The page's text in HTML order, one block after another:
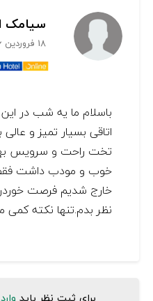
سیامک
18 فروردین 1396
باسلام ما یه شب در
اتاقی بسیار تمیز و
تخت راحت و سرویس
خوب و مودب داشت
خارج شدیم فرصت
نظر بدم.تنها نکته